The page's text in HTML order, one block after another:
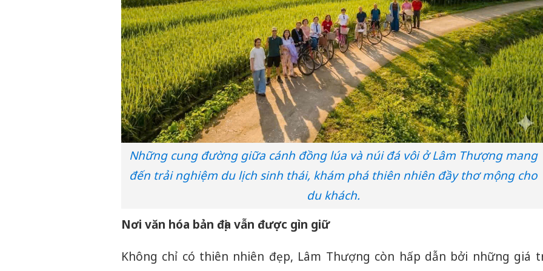
Những cung đường giữa cánh đồng lúa và núi đá vôi ở Lâm Thượng mang
đến trải nghiệm du lịch sinh thái, khám phá thiên nhiên đầy thơ mộng cho
du khách.
Nơi văn hóa bản địa vẫn được gìn giữ
Không chỉ có thiên nhiên đẹp, Lâm Thượng còn hấp dẫn bởi những giá